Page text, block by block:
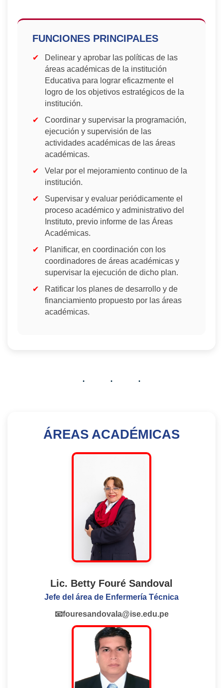
FUNCIONES PRINCIPALES
Delinear y aprobar las políticas de las
áreas académicas de la institución
Educativa para lograr eficazmente el
logro de los objetivos estratégicos de la
institución.
Coordinar y supervisar la programación,
ejecución y supervisión de las
actividades académicas de las áreas
académicas.
Velar por el mejoramiento continuo de la
institución.
Supervisar y evaluar periódicamente el
proceso académico y administrativo del
Instituto, previo informe de las Áreas
Académicas.
Planificar, en coordinación con los
coordinadores de áreas académicas y
supervisar la ejecución de dicho plan.
Ratificar los planes de desarrollo y de
financiamiento propuesto por las áreas
académicas.
ÁREAS ACADÉMICAS
Lic. Betty Fouré Sandoval
Jefe del área de Enfermería Técnica
📧fouresandovala@ise.edu.pe